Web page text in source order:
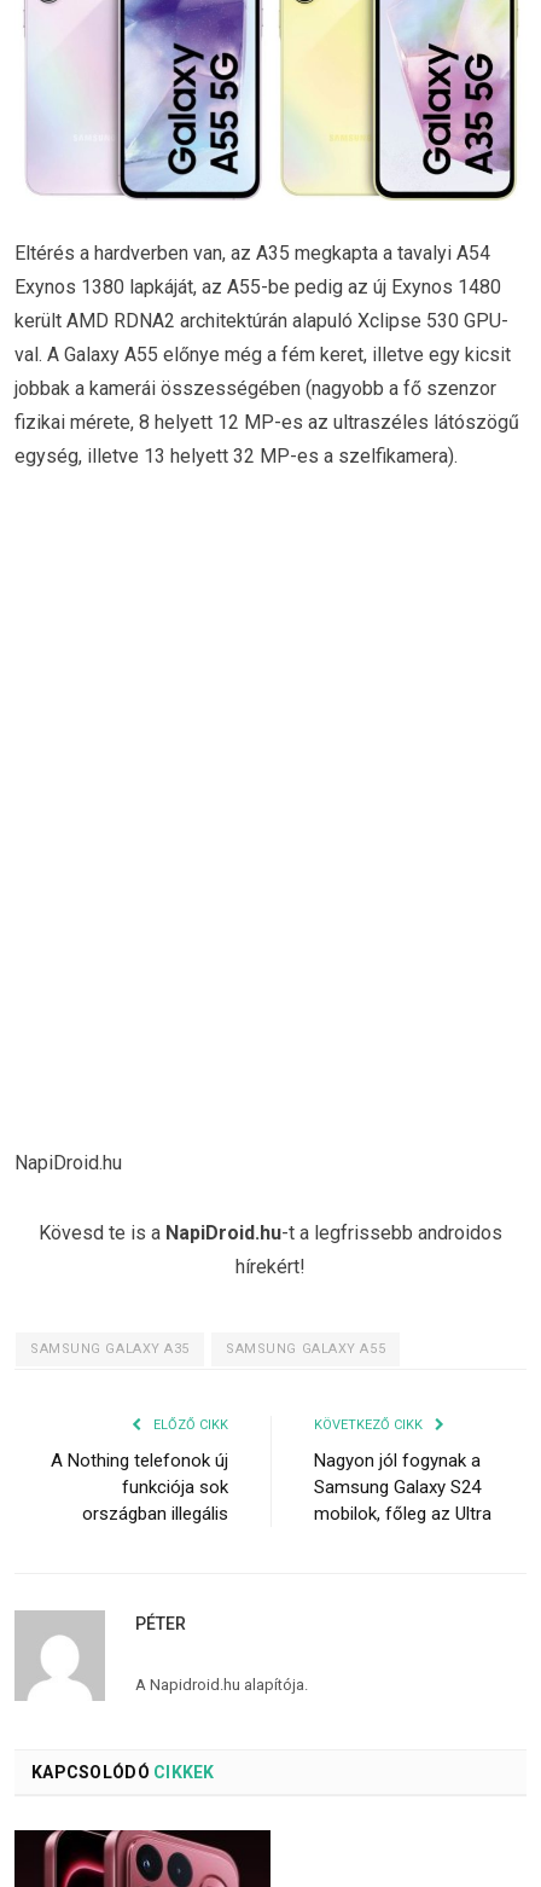
Eltérés a hardverben van, az A35 megkapta a tavalyi A54
Exynos 1380 lapkáját, az A55-be pedig az új Exynos 1480
került AMD RDNA2 architektúrán alapuló Xclipse 530 GPU-
val. A Galaxy A55 előnye még a fém keret, illetve egy kicsit
jobbak a kamerái összességében (nagyobb a fő szenzor
fizikai mérete, 8 helyett 12 MP-es az ultraszéles látószögű
egység, illetve 13 helyett 32 MP-es a szelfikamera).
NapiDroid.hu
Kövesd te is a NapiDroid.hu-t a legfrissebb androidos
hírekért!
SAMSUNG GALAXY A35 SAMSUNG GALAXY A55
ELŐZŐ CIKK
A Nothing telefonok új
funkciója sok
országban illegális
KÖVETKEZŐ CIKK
Nagyon jól fogynak a
Samsung Galaxy S24
mobilok, főleg az Ultra
PÉTER
A Napidroid.hu alapítója.
KAPCSOLÓDÓ CIKKEK